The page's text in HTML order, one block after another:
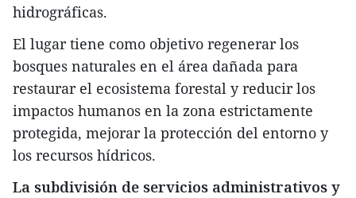
hidrográficas.
El lugar tiene como objetivo regenerar los
bosques naturales en el área dañada para
restaurar el ecosistema forestal y reducir los
impactos humanos en la zona estrictamente
protegida, mejorar la protección del entorno y
los recursos hídricos.
La subdivisión de servicios administrativos y